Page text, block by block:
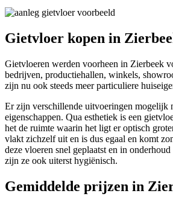
Gietvloer kopen in
Gietvloeren werden voorheen in Zierbeek
bedrijven, productiehallen, winkels,
zijn nu ook steeds meer particuliere
Er zijn verschillende uitvoeringen mogelijk
eigenschappen. Qua esthetiek is een
het de ruimte waarin het ligt er optisch
vlakt zichzelf uit en is dus egaal en komt
deze vloeren snel geplaatst en in
zijn ze ook uiterst hygiënisch.
Gemiddelde prijzen in